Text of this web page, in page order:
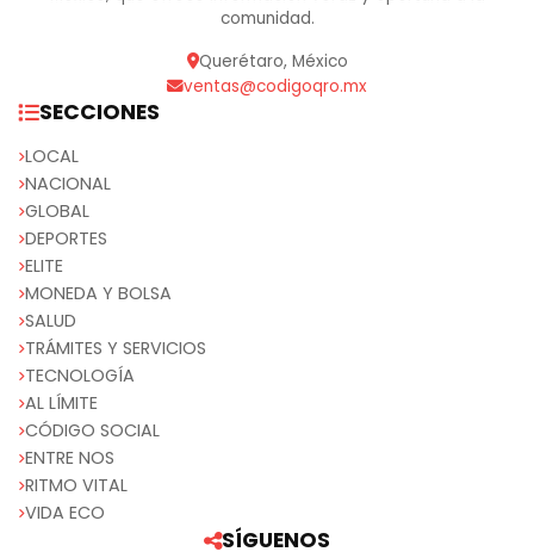
comunidad.
Querétaro, México
ventas@codigoqro.mx
SECCIONES
LOCAL
NACIONAL
GLOBAL
DEPORTES
ELITE
MONEDA Y BOLSA
SALUD
TRÁMITES Y SERVICIOS
TECNOLOGÍA
AL LÍMITE
CÓDIGO SOCIAL
ENTRE NOS
RITMO VITAL
VIDA ECO
SÍGUENOS